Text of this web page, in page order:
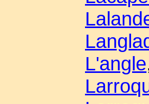
L'angle